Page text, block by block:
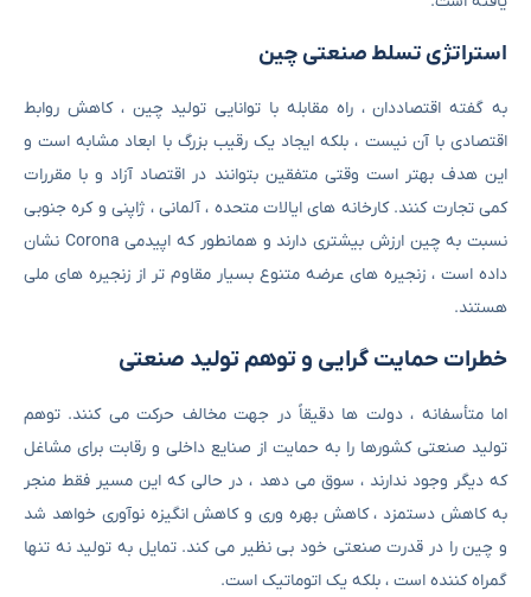
استراتژی تسلط صنعتی چین
به گفته اقتصاددان ، راه مقابله با توانایی تولید چین ، کاهش روابط
اقتصادی با آن نیست ، بلکه ایجاد یک رقیب بزرگ با ابعاد مشابه است و
این هدف بهتر است وقتی متفقین بتوانند در اقتصاد آزاد و با مقررات
کمی تجارت کنند. کارخانه های ایالات متحده ، آلمانی ، ژاپنی و کره جنوبی
نسبت به چین ارزش بیشتری دارند و همانطور که اپیدمی Corona نشان
داده است ، زنجیره های عرضه متنوع بسیار مقاوم تر از زنجیره های ملی
هستند.
خطرات حمایت گرایی و توهم تولید صنعتی
اما متأسفانه ، دولت ها دقیقاً در جهت مخالف حرکت می کنند. توهم
تولید صنعتی کشورها را به حمایت از صنایع داخلی و رقابت برای مشاغل
که دیگر وجود ندارند ، سوق می دهد ، در حالی که این مسیر فقط منجر
به کاهش دستمزد ، کاهش بهره وری و کاهش انگیزه نوآوری خواهد شد
و چین را در قدرت صنعتی خود بی نظیر می کند. تمایل به تولید نه تنها
گمراه کننده است ، بلکه یک اتوماتیک است.